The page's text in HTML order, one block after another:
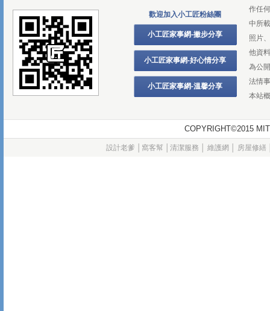
歡迎加入小工匠粉絲團
小工匠家事網-撇步分享
小工匠家事網-好心情分享
小工匠家事網-溫馨分享
作任
中所
照片
他資
為公
法情
本站
COPYRIGHT©2015
設計老爹 窩客幫 清潔服務 維護網 房屋修繕